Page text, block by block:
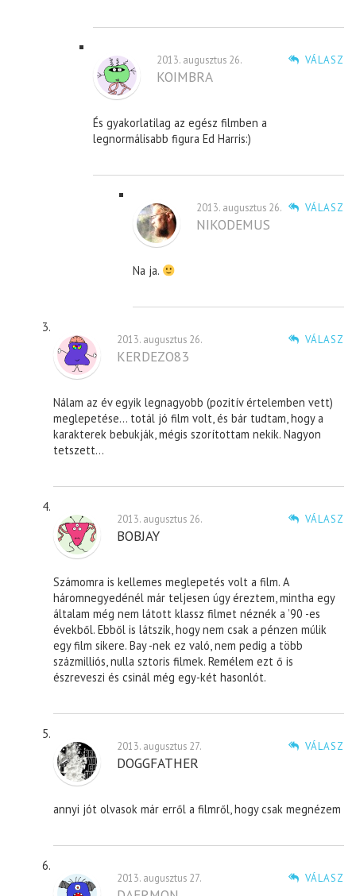
VÁLASZ
2013. augusztus 26.
KOIMBRA
És gyakorlatilag az egész filmben a
legnormálisabb figura Ed Harris:)
VÁLASZ
2013. augusztus 26.
NIKODEMUS
Na ja.
VÁLASZ
2013. augusztus 26.
KERDEZO83
Nálam az év egyik legnagyobb (pozitív értelemben vett)
meglepetése… totál jó film volt, és bár tudtam, hogy a
karakterek bebukják, mégis szorítottam nekik. Nagyon
tetszett…
VÁLASZ
2013. augusztus 26.
BOBJAY
Számomra is kellemes meglepetés volt a film. A
háromnegyedénél már teljesen úgy éreztem, mintha egy
általam még nem látott klassz filmet néznék a ’90 -es
évekből. Ebből is látszik, hogy nem csak a pénzen múlik
egy film sikere. Bay -nek ez való, nem pedig a több
százmilliós, nulla sztoris filmek. Remélem ezt ő is
észreveszi és csinál még egy-két hasonlót.
VÁLASZ
2013. augusztus 27.
DOGGFATHER
annyi jót olvasok már erről a filmről, hogy csak megnézem
VÁLASZ
2013. augusztus 27.